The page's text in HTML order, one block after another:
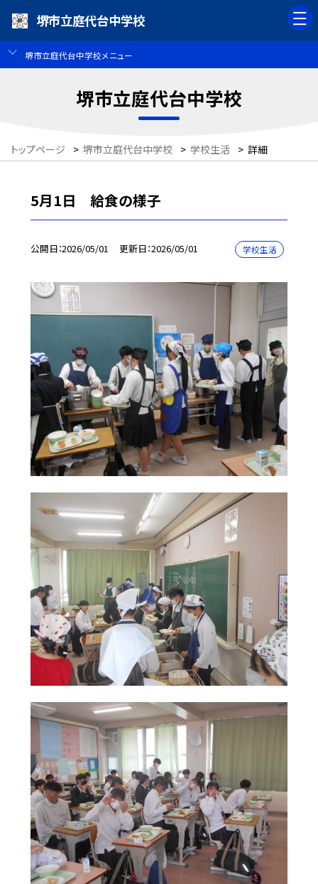
堺市立庭代台中学校
堺市立庭代台中学校メニュー
堺市立庭代台中学校
トップページ > 堺市立庭代台中学校 > 学校生活 > 詳細
5月1日 給食の様子
公開日 2026/05/01 更新日 2026/05/01 学校生活